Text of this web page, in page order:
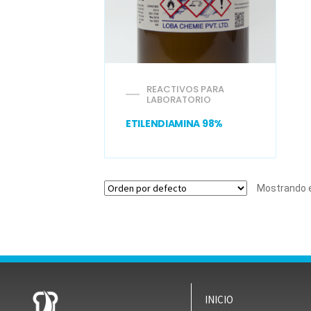
REACTIVOS PARA
LABORATORIO
ETILENDIAMINA 98%
Mostrando
INICIO